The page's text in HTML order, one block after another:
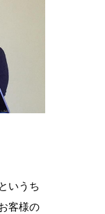
いうち
客様の